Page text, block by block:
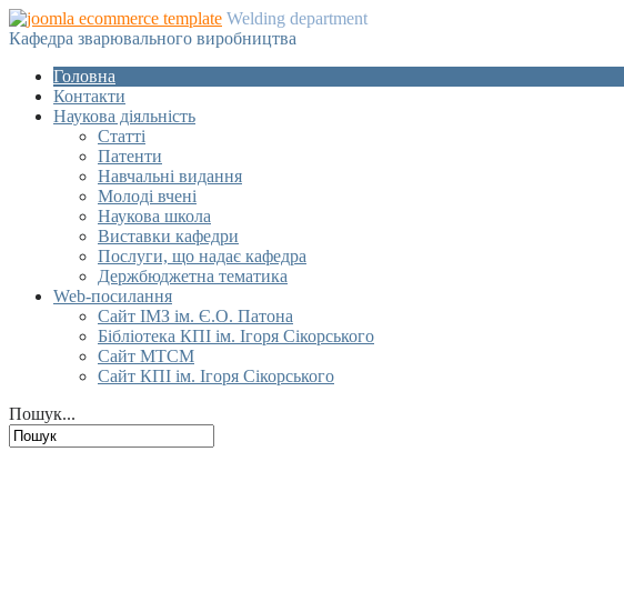
Welding department
Кафедра зварювального виробництва
Головна
Контакти
Наукова діяльність
Статті
Патенти
Навчальні видання
Молоді вчені
Наукова школа
Виставки кафедри
Послуги, що надає кафедра
Держбюджетна тематика
Web-посилання
Сайт ІМЗ ім. Є.О. Патона
Бібліотека КПІ ім. Ігоря Сікорського
Сайт МТСМ
Сайт КПІ ім. Ігоря Сікорського
Пошук...